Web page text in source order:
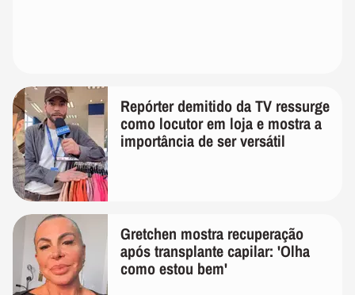
Repórter demitido da TV ressurge
como locutor em loja e mostra a
importância de ser versátil
Gretchen mostra recuperação
após transplante capilar: 'Olha
como estou bem'